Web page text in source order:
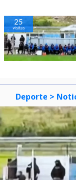
25
visitas
Deporte >